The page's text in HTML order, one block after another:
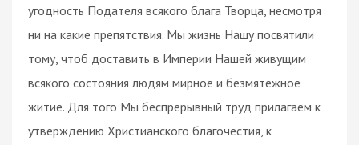
угодность Подателя всякого блага Творца, несмотря
ни на какие препятствия. Мы жизнь Нашу посвятили
тому, чтоб доставить в Империи Нашей живущим
всякого состояния людям мирное и безмятежное
житие. Для того Мы беспрерывный труд прилагаем к
утверждению Христианского благочестия, к